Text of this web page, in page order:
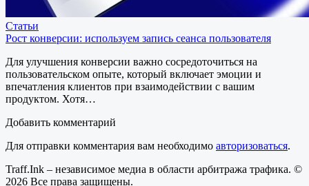
Статьи
Рост конверсии: используем запись сеанса пользователя
Для улучшения конверсии важно сосредоточиться на
пользовательском опыте, который включает эмоции и
впечатления клиентов при взаимодействии с вашим
продуктом. Хотя…
Добавить комментарий
Для отправки комментария вам необходимо авторизоваться.
Traff.Ink – независимое медиа в области арбитража трафика. ©
2026 Все права защищены.